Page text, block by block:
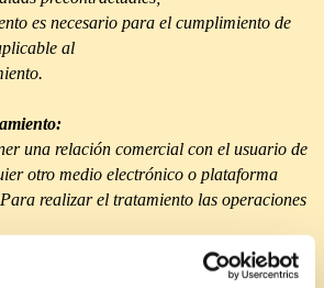
es necesario para el cumplimiento de
al
una relación comercial con el usuario de
otro medio electrónico o plataforma
realizar el tratamiento las operaciones
o cualquier tipo de petición que
a través de cualquiera de las formas